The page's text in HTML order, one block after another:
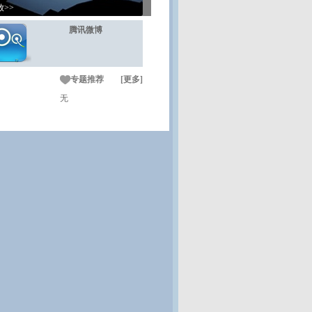
>>
腾讯微博
专题推荐 [更多]
无